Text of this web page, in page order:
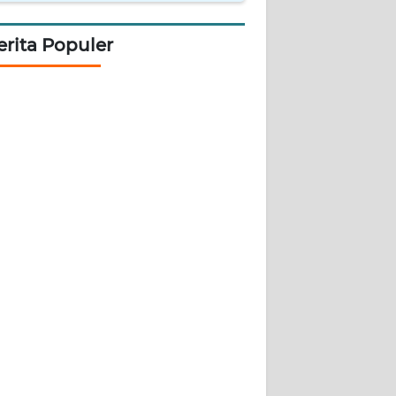
Populer